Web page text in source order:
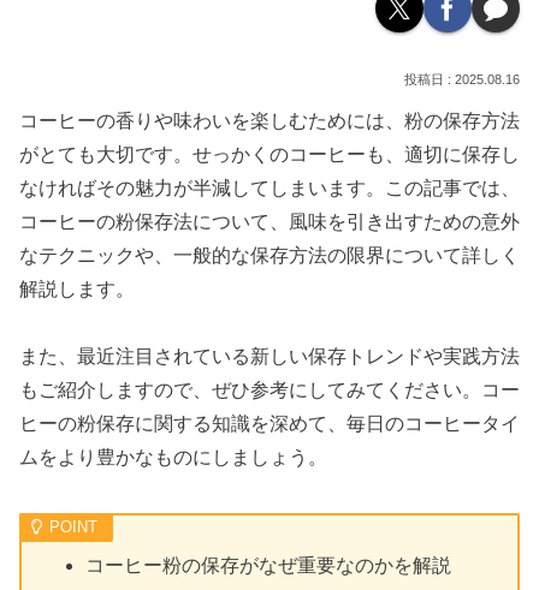
2025.08.16
コーヒーの香りや味わいを楽しむためには、粉の保存方法
がとても大切です。せっかくのコーヒーも、適切に保存し
なければその魅力が半減してしまいます。この記事では、
コーヒーの粉保存法について、風味を引き出すための意外
なテクニックや、一般的な保存方法の限界について詳しく
解説します。
また、最近注目されている新しい保存トレンドや実践方法
もご紹介しますので、ぜひ参考にしてみてください。コー
ヒーの粉保存に関する知識を深めて、毎日のコーヒータイ
ムをより豊かなものにしましょう。
コーヒー粉の保存がなぜ重要なのかを解説